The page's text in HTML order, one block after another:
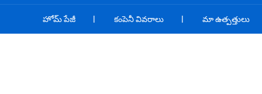
హోమ్ పేజీ కంపెనీ వివరాలు మా ఉత్పత్తులు